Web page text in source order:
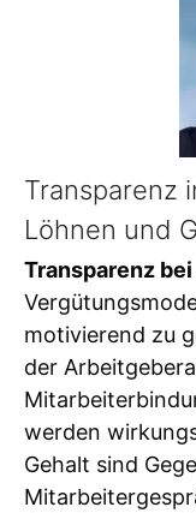
Transparenz
Löhnen und
Transparenz
motivierend zu
der
werden
Gehalt sind